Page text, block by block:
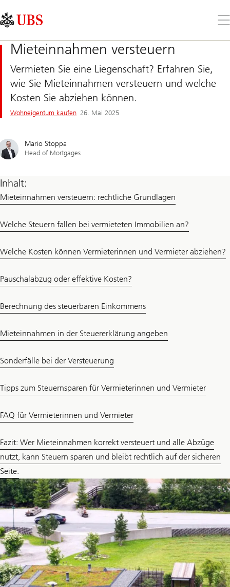
Links
Area
Sie
Mieteinnahmen versteuern
Vermieten Sie eine Liegenschaft? Erfahren Sie,
wie Sie Mieteinnahmen versteuern und welche
Kosten Sie abziehen können.
Wohneigentum kaufen​ 26. Mai 2025
Mario Stoppa
Head of Mortgages
Inhalt:
Mieteinnahmen versteuern: rechtliche Grundlagen
Welche Steuern fallen bei vermieteten Immobilien an?
Welche Kosten können Vermieterinnen und Vermieter abziehen?
Pauschalabzug oder effektive Kosten?
Berechnung des steuerbaren Einkommens
Mieteinnahmen in der Steuererklärung angeben
Sonderfälle bei der Versteuerung
Tipps zum Steuernsparen für Vermieterinnen und Vermieter
FAQ für Vermieterinnen und Vermieter
Fazit: Wer Mieteinnahmen korrekt versteuert und alle Abzüge
nutzt, kann Steuern sparen und bleibt rechtlich auf der sicheren
Seite.